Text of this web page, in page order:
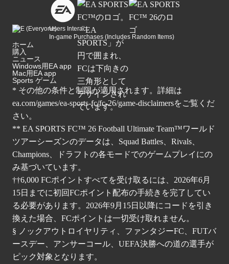
Users Interact
In-game Purchases (Includes Random Items)
ホーム
購入
ニュース
Windows用EA app
Mac用EA app
Sports ゲーム
* その他の条件と制限が適用されます。詳細は
ea.com/games/ea-sports-fc/fc-26/game-disclaimersをご覧くだ
さい。
** EA SPORTS FC™ 26 Football Ultimate Team™ワールド
ツアーシーズンのデータは、Squad Battles、Rivals、
Champions、ドラフトの各モードでのゲームプレイにの
み基づいています。
††6,000 FCポイントすべてを受け取るには、2026年6月
15日までに初回FCポイント配布の手続きを完了してい
る必要があります。2026年9月15日以降にコードを引き
換えた場合、FCポイントは一切受け取れません。
§ ノックアウトロイヤリティ、ファンタジーFC、FUTバ
ースデー、アンサーコール、UEFA決勝への道の選手が
ピック対象となります。